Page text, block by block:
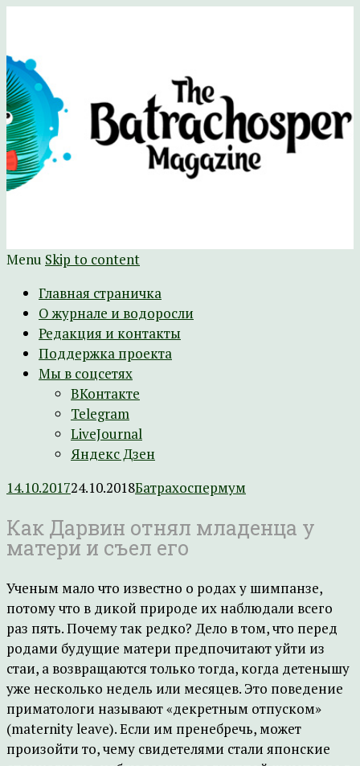
The Batrachospermum Magazine
Батрахоспермум (официальный сайт)
Menu Skip to content
Главная страничка
О журнале и водоросли
Редакция и контакты
Поддержка проекта
Мы в соцсетях
ВКонтакте
Telegram
LiveJournal
Яндекс Дзен
14.10.201724.10.2018Батрахоспермум
Как Дарвин отнял младенца у
матери и съел его
Ученым мало что известно о родах у шимпанзе,
потому что в дикой природе их наблюдали всего
раз пять. Почему так редко? Дело в том, что перед
родами будущие матери предпочитают уйти из
стаи, а возвращаются только тогда, когда детенышу
уже несколько недель или месяцев. Это поведение
приматологи называют «декретным отпуском»
(maternity leave). Если им пренебречь, может
произойти то, чему свидетелями стали японские